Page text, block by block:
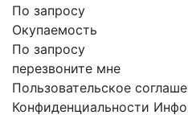
По запросу
Окупаемость
По запросу
перезвоните мне
Пользовательское
Конфиденциальности